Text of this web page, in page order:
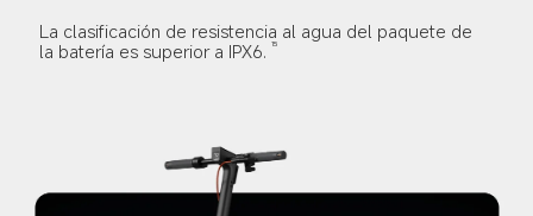
La clasificación de resistencia al agua del paquete de
la batería es superior a IPX6.
15